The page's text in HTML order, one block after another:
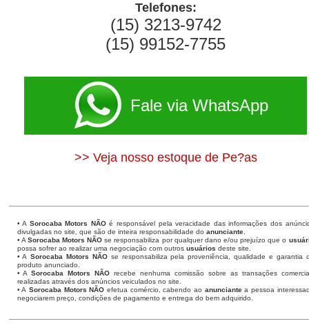
Telefones:
(15) 3213-9742
(15) 99152-7755
Fale via WhatsApp
>> Veja nosso estoque de Pe?as
• A Sorocaba Motors NÃOé responsável pela veracidade das informações dos
divulgadas no site, que são de inteira responsabilidade do anunciante.
• A Sorocaba Motors NÃO se responsabiliza por qualquer dano e/ou prejuízo que o
possa sofrer ao realizar uma negociação com outros usuários deste site.
• A Sorocaba Motors NÃOse responsabiliza pela proveniência, qualidade e garantia
produto anunciado.
• ASorocaba Motors NÃO recebe nenhuma comissão sobre as transações
realizadas através dos anúncios veiculados no site.
• A Sorocaba Motors NÃO efetua comércio, cabendo ao anunciantea pessoa
negociarem preço, condições de pagamento e entrega do bem adquirido.